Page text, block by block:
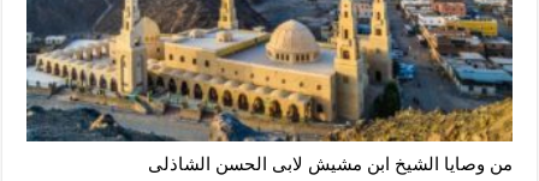
من وصايا الشيخ ابن مشيش لابى الحسن الشاذلى